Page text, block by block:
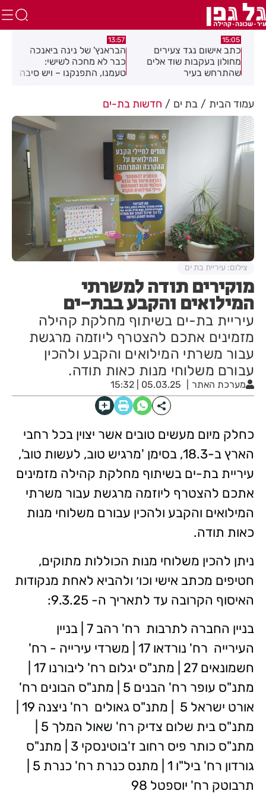
13:57
הבראנץ' של נינה ביאנכה
כבר לא מחכה לשישי:
טעמנו, התפנקנו – ויש סיבה
13:26
אקרודאנס, הפקה, כדורגל
לבנות, תיפוף ועוד:ההרשמה
לחוגי החברה העירונית
עמוד הבית בת ים חדשות בת-ים
מוקירים תודה למשרתי
המילואים והקבע בבת-ים
עיריית בת-ים בשיתוף מחלקת קהילה
מזמינים אתכם להצטרף ליוזמה מרגשת
עבור משרתי המילואים והקבע ולהכין
עבורם משלוחי מנות כאות תודה.
מערכת האתר 05.03.25 | 15:32
צילום: עיריית בת ים
כחלק מיום מעשים טובים אשר יצוין בכל רחבי
הארץ ב-18.3, בסימן 'מרגיש טוב, לעשות טוב',
עיריית בת-ים בשיתוף מחלקת קהילה מזמינים
אתכם להצטרף ליוזמה מרגשת עבור משרתי
המילואים והקבע ולהכין עבורם משלוחי מנות
כאות תודה.
ניתן להכין משלוחי מנות הכוללות מתוקים,
חטיפים מכתב אישי וכו׳ ולהביא לאחת מנקודות
האיסוף הקרובה עד לתאריך ה- 9.3.25:
בניין החברה לתרבות רח' רהב 7 | בניין
העירייה רח' נורדאו 17 | משרדי עירייה - רח'
מתנ"ס עופר רח' הבנים 5 | מתנ"ס הבונים רח'
מתנ"ס כותר פיס רחוב ז'בוטינסקי 3 | מתנ"ס
תרבוטק רח' יוספטל 98